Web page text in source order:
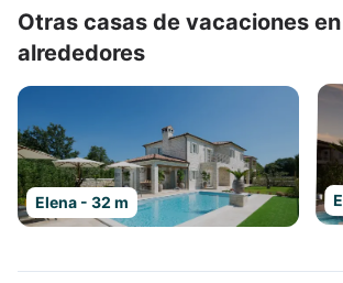
Otras casas de vacaciones
alrededores
Elena - 32 m